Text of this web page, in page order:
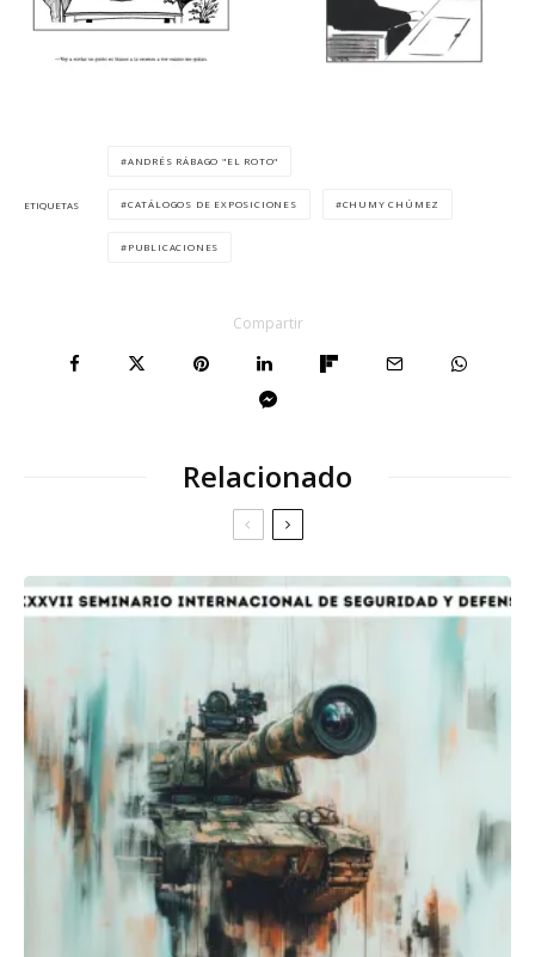
ETIQUETAS
ANDRÉS RÁBAGO "EL ROTO"
CATÁLOGOS DE EXPOSICIONES CHUMY CHÚMEZ
PUBLICACIONES
Compartir
Relacionado